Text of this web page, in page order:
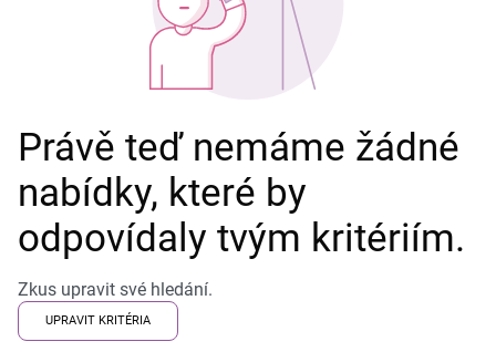
Právě teď nemáme žádné
nabídky, které by
odpovídaly tvým kritériím.
Zkus upravit své hledání.
UPRAVIT KRITÉRIA